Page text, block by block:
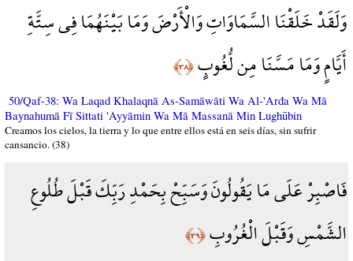
وَلَقَدْ خَلَقْنَا السَّمَاوَاتِ وَالْأَرْضَ وَمَا بَيْنَهُمَا فِي سِتَّةِ
أَيَّامٍ وَمَا مَسَّنَا مِن لُّغُوبٍ﴿٣٨﴾
50/Qaf-38: Wa Laqad Khalaqnā As-Samāwāti Wa Al-'Arđa Wa Mā
Baynahumā Fī Sittati 'Ayyāmin Wa Mā Massanā Min Lughūbin
Creamos los cielos, la tierra y lo que entre ellos está en seis días, sin sufrir
cansancio. (38)
فَاصْبِرْ عَلَى مَا يَقُولُونَ وَسَبِّحْ بِحَمْدِ رَبِّكَ قَبْلَ طُلُوعِ
الشَّمْسِ وَقَبْلَ الْغُرُوبِ﴿٣٩﴾